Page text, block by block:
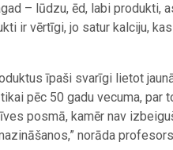
– lūdzu, ēd, labi
ir vērtīgi, jo satur kalciju,
īpaši svarīgi lietot
pēc 50 gadu vecuma, par
posmā, kamēr nav
norāda